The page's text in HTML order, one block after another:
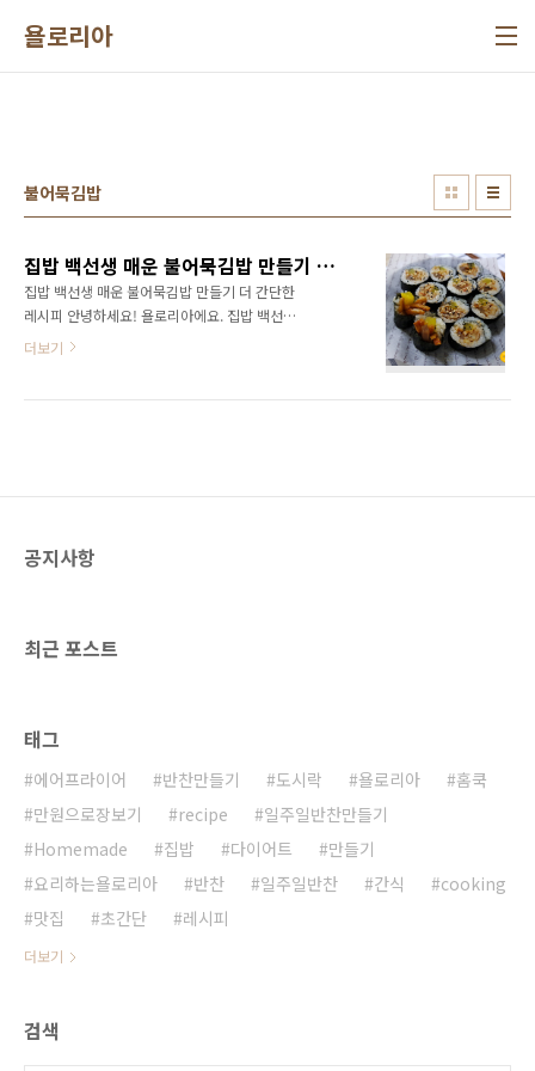
욜로리아
불어묵김밥
집밥 백선생 매운 불어묵김밥 만들기 더 간단한 레시피
집밥 백선생 매운 불어묵김밥 만들기 더 간단한
레시피 안녕하세요! 욜로리아에요. 집밥 백선생
에서 꼭 만들어 보고 싶었던 불어묵김밥 매운어
묵을 올려 김밥을 말아준다. 하지만 욜로리아는
더보기
공지사항
최근 포스트
태그
에어프라이어 반찬만들기 도시락 욜로리아
홈쿡
만원으로장보기
recipe
일주일반찬만들기
Homemade
집밥 다이어트
만들기
요리하는욜로리아
반찬 일주일반찬 간식
cooking
맛집
초간단 레시피
더보기
검색